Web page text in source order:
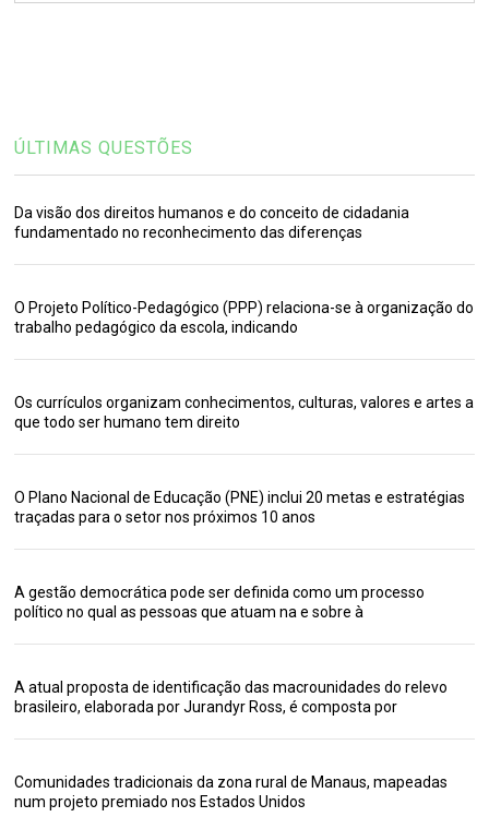
ÚLTIMAS QUESTÕES
Da visão dos direitos humanos e do conceito de cidadania
fundamentado no reconhecimento das diferenças
O Projeto Político-Pedagógico (PPP) relaciona-se à organização do
trabalho pedagógico da escola, indicando
Os currículos organizam conhecimentos, culturas, valores e artes a
que todo ser humano tem direito
O Plano Nacional de Educação (PNE) inclui 20 metas e estratégias
traçadas para o setor nos próximos 10 anos
A gestão democrática pode ser definida como um processo
político no qual as pessoas que atuam na e sobre à
A atual proposta de identificação das macrounidades do relevo
brasileiro, elaborada por Jurandyr Ross, é composta por
Comunidades tradicionais da zona rural de Manaus, mapeadas
num projeto premiado nos Estados Unidos